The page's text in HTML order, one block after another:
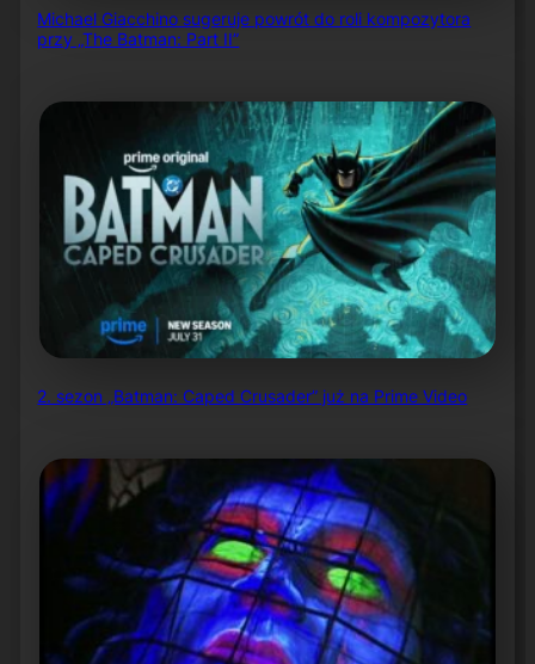
Michael Giacchino sugeruje powrót do roli kompozytora
przy „The Batman: Part II”
2. sezon „Batman: Caped Crusader” już na Prime Video